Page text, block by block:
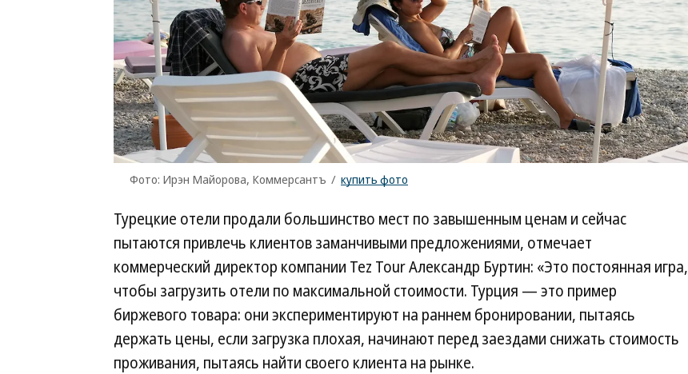
Фото: Ирэн Майорова, Коммерсантъ / купить фото
Турецкие отели продали большинство мест по завышенным ценам и сейчас
пытаются привлечь клиентов заманчивыми предложениями, отмечает
коммерческий директор компании Tez Tour Александр Буртин: «Это постоянная игра,
чтобы загрузить отели по максимальной стоимости. Турция — это пример
биржевого товара: они экспериментируют на раннем бронировании, пытаясь
держать цены, если загрузка плохая, начинают перед заездами снижать стоимость
проживания, пытаясь найти своего клиента на рынке.